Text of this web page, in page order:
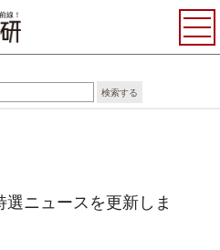
線！
検索する
ニュースを更新しま